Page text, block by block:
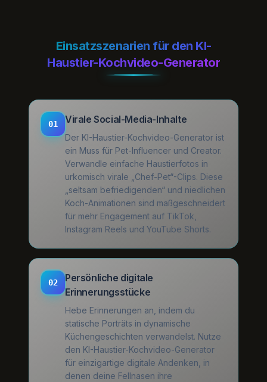
Einsatzszenarien für den KI-
Haustier-Kochvideo-Generator
01 Virale Social-Media-Inhalte
Der KI-Haustier-Kochvideo-Generator ist
ein Muss für Pet-Influencer und Creator.
Verwandle einfache Haustierfotos in
urkomisch virale „Chef-Pet“-Clips. Diese
„seltsam befriedigenden“ und niedlichen
Koch-Animationen sind maßgeschneidert
für mehr Engagement auf TikTok,
Instagram Reels und YouTube Shorts.
02
Persönliche digitale
Erinnerungsstücke
Hebe Erinnerungen an, indem du
statische Porträts in dynamische
Küchengeschichten verwandelst. Nutze
den KI-Haustier-Kochvideo-Generator
für einzigartige digitale Andenken, in
denen deine Fellnasen ihre